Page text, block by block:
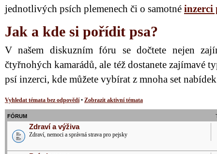
jednotlivých psích plemenech či o samotné inzerci
Jak a kde si pořídit psa?
V našem diskuzním fóru se dočtete nejen
čtyřnohých kamarádů, ale též dostanete zajímavé
psí inzerci, kde můžete vybírat z mnoha set
Vyhledat témata bez odpovědí• Zobrazit aktivní témata
FÓRUM
Zdraví a výživa
Zdraví, nemoci a správná strava pro pejsky